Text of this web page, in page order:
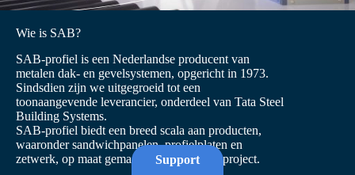
Wie is SAB?
SAB-profiel is een Nederlandse producent van
metalen dak- en gevelsystemen, opgericht in 1973.
Sindsdien zijn we uitgegroeid tot een
toonaangevende leverancier, onderdeel van Tata Steel
Building Systems.
SAB-profiel biedt een breed scala aan producten,
waaronder sandwichpanelen, profielplaten en
zetwerk, op maat gemaakt voor elk bouwproject.
Support